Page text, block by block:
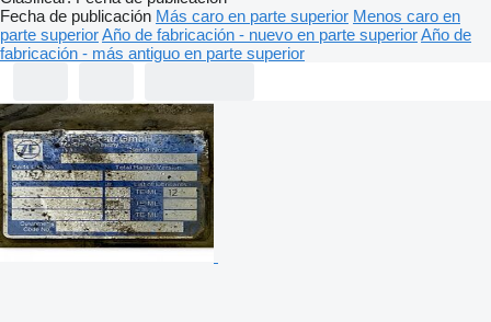
Fecha de publicación Más caro en parte superior Menos caro en
parte superiorAño de fabricación - nuevo en parte superiorAño de
fabricación - más antiguo en parte superior